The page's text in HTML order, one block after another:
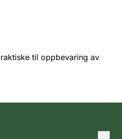
til oppbevaring av